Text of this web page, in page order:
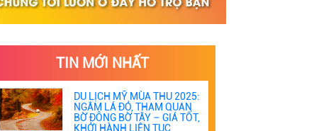
TIN MỚI NHẤT
DU LỊCH MỸ MÙA THU 2025:
NGẮM LÁ ĐỎ, THAM QUAN
BỜ ĐÔNG BỜ TÂY – GIÁ TỐT,
KHỞI HÀNH LIÊN TỤC